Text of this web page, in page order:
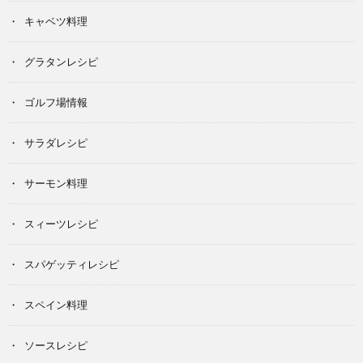
キャベツ料理
グラタンレシピ
ゴルフ場情報
サラダレシピ
サーモン料理
スィーツレシピ
スパゲッティレシピ
スペイン料理
ソースレシピ